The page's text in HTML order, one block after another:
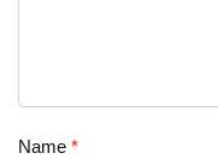
Name *